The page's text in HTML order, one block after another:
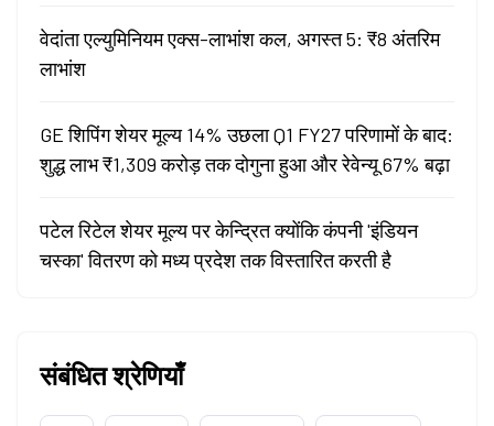
वेदांता एल्युमिनियम एक्स-लाभांश कल, अगस्त 5: ₹8 अंतरिम
लाभांश
GE शिपिंग शेयर मूल्य 14% उछला Q1 FY27 परिणामों के बाद:
शुद्ध लाभ ₹1,309 करोड़ तक दोगुना हुआ और रेवेन्यू 67% बढ़ा
पटेल रिटेल शेयर मूल्य पर केन्द्रित क्योंकि कंपनी 'इंडियन
चस्का' वितरण को मध्य प्रदेश तक विस्तारित करती है
संबंधित श्रेणियाँ